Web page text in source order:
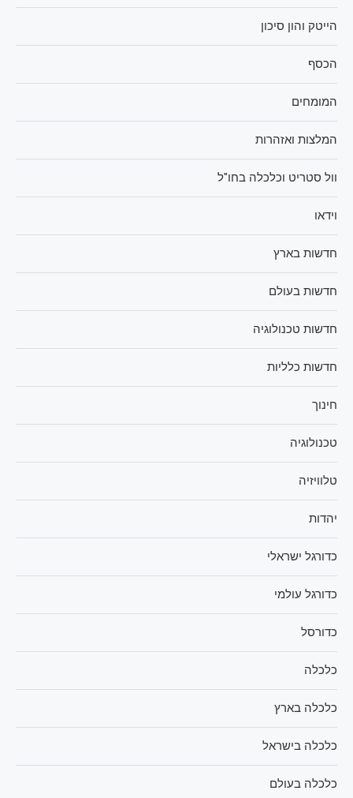
הייטק והון סיכון
הכסף
המומחים
המלצות ואזהרות
וול סטריט וכלכלה בחו"ל
וידאו
חדשות בארץ
חדשות בעולם
חדשות טכנולוגיה
חדשות כלליות
חינוך
טכנולוגיה
טלוויזיה
יהדות
כדורגל ישראלי
כדורגל עולמי
כדורסל
כלכלה
כלכלה בארץ
כלכלה בישראל
כלכלה בעולם